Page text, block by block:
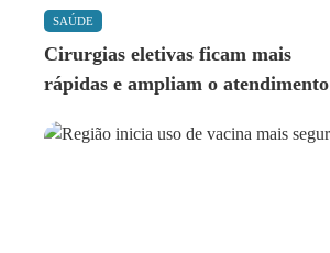
SAÚDE
Cirurgias eletivas ficam mais
rápidas e ampliam o atendimento